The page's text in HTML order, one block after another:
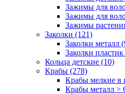
Зажимы для
Зажимы для
Зажимы
Заколки (121)
Заколки металл
Заколки
Кольца детские (10)
Крабы (278)
Крабы мелкие в
Крабы металл >